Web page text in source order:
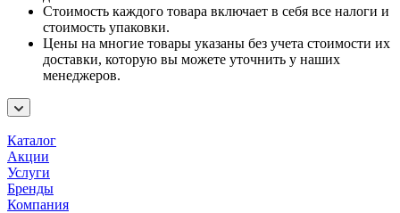
Стоимость каждого товара включает в себя все налоги и
стоимость упаковки.
Цены на многие товары указаны без учета стоимости их
доставки, которую вы можете уточнить у наших
менеджеров.
Каталог
Акции
Услуги
Бренды
Компания